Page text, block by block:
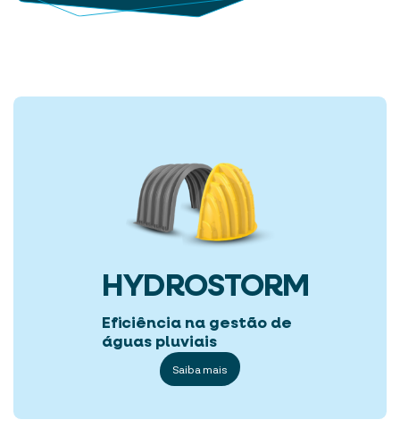
HYDROSTORM
Eficiência na gestão de
águas pluviais
Saiba mais